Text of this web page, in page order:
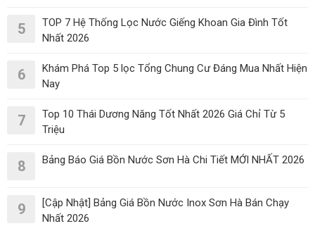
5
TOP 7 Hệ Thống Lọc Nước Giếng Khoan Gia Đình Tốt
Nhất 2026
6
Khám Phá Top 5 lọc Tổng Chung Cư Đáng Mua Nhất Hiện
Nay
7
Top 10 Thái Dương Năng Tốt Nhất 2026 Giá Chỉ Từ 5
Triệu
8 Bảng Báo Giá Bồn Nước Sơn Hà Chi Tiết MỚI NHẤT 2026
9
[Cập Nhật] Bảng Giá Bồn Nước Inox Sơn Hà Bán Chạy
Nhất 2026